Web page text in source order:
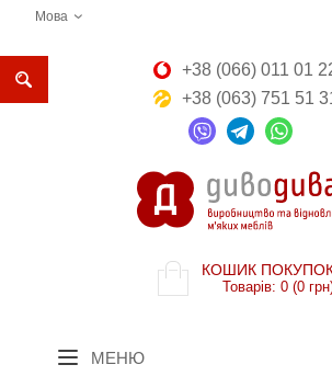
Мова
+38 (066) 011 01
+38 (063) 751 51
КОШИК
Товарів: 0 (0
МЕНЮ